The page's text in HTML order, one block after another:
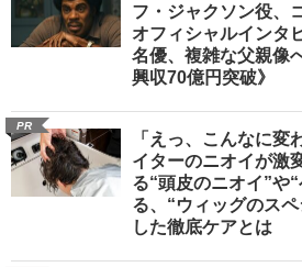
フ・ジャクソン役、
オフィシャルインタ
名優、複雑な父親像
興収70億円突破》
PR
「えっ、こんなに変
イターのニオイが
る“頭皮のニオイ”や
る、“ウィッグのス
した徹底ケアとは